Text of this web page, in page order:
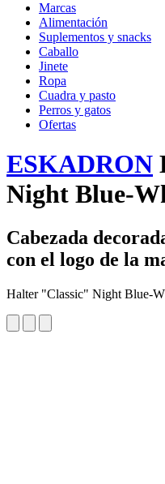
Marcas
Alimentación
Suplementos y snacks
Caballo
Jinete
Ropa
Cuadra y pasto
Perros y gatos
Ofertas
ESKADRON
Night Blue-
Cabezada
con el logo de la
Halter "Classic" Night Blue-